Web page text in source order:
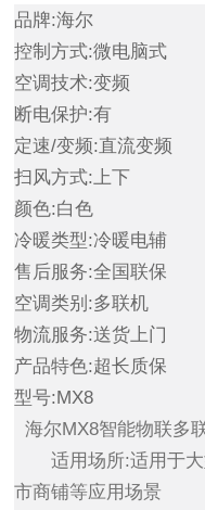
品牌:海尔
控制方式:微电脑式
空调技术:变频
断电保护:有
定速/变频:直流变频
扫风方式:上下
颜色:白色
冷暖类型:冷暖电辅
售后服务:全国联保
空调类别:多联机
物流服务:送货上门
产品特色:超长质保
型号:MX8
海尔MX8智能物联多
适用场所:适用于大
市商铺等应用场景